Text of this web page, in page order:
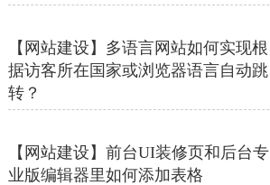
【网站建设】多语言网站如何实现根
据访客所在国家或浏览器语言自动跳
转？
【网站建设】前台UI装修页和后台专
业版编辑器里如何添加表格